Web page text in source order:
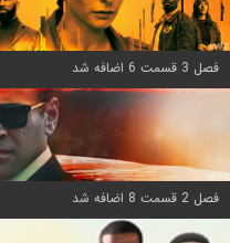
فصل 3 قسمت 6 اضافه شد
فصل 2 قسمت 8 اضافه شد